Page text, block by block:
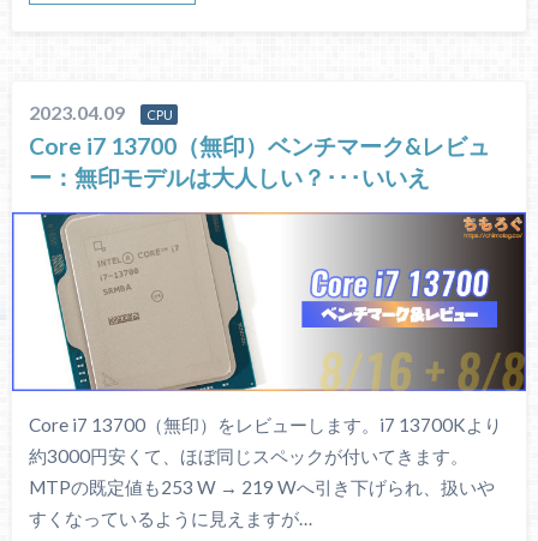
2023.04.09 CPU
Core i7 13700（無印）ベンチマーク&レビュ
ー：無印モデルは大人しい？･･･いいえ
Core i7 13700（無印）をレビューします。i7 13700Kより
約3000円安くて、ほぼ同じスペックが付いてきます。
MTPの既定値も253 W → 219 Wへ引き下げられ、扱いや
すくなっているように見えますが…